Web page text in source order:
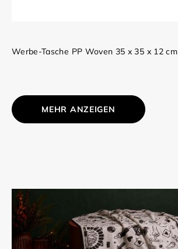
Werbe-Tasche PP Woven 35 x 35 x 12 cm
MEHR ANZEIGEN